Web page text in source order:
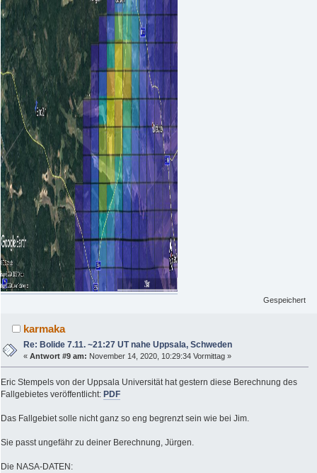
Gespeichert
karmaka
Re: Bolide 7.11. ~21:27 UT nahe Uppsala, Schweden
«Antwort #9 am: November 14, 2020, 10:29:34 Vormittag »
Eric Stempels von der Uppsala Universität hat gestern diese Berechnung des
Fallgebietes veröffentlicht: PDF
Das Fallgebiet solle nicht ganz so eng begrenzt sein wie bei Jim.
Sie passt ungefähr zu deiner Berechnung, Jürgen.
Die NASA-DATEN: